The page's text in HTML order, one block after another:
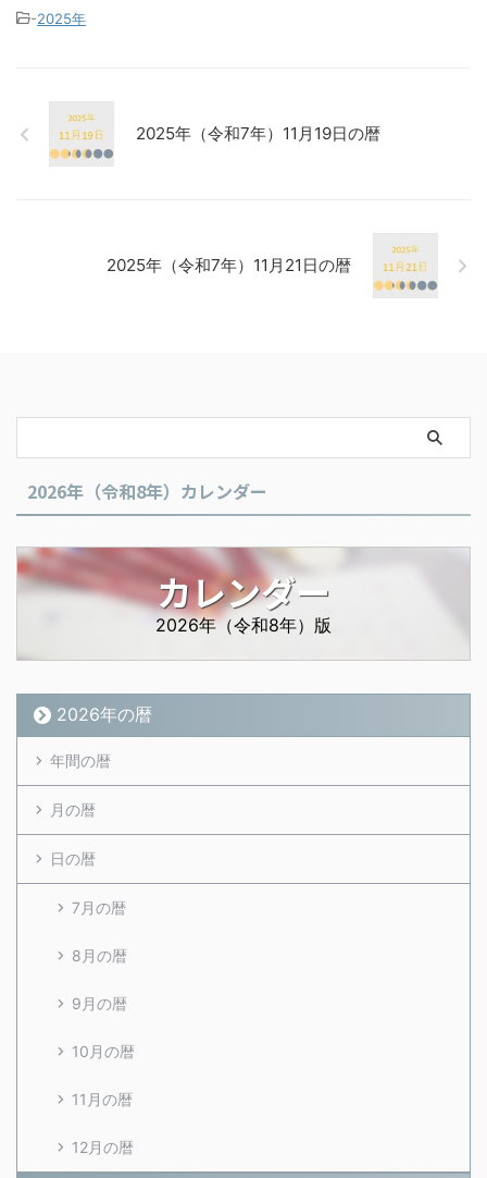
-2025年
2025年（令和7年）11月19日の暦
2025年（令和7年）11月21日の暦
2026年（令和8年）カレンダー
カレンダー
2026年（令和8年）版
2026年の暦
年間の暦
月の暦
日の暦
7月の暦
8月の暦
9月の暦
10月の暦
11月の暦
12月の暦